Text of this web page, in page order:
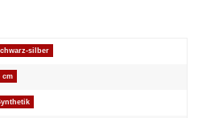
silber
cm